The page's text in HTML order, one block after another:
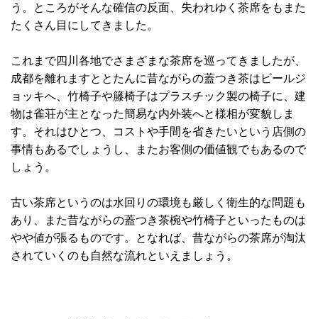
う。ところがそんな確信の反面、失われゆく茶席をもまた
たくさん目にしてきました。
これまで四川各地でさまざまな茶席を巡ってきましたが、
成都を離れますととたんに昔ながらの蓋つき茶はビールジ
ョッキへ、竹椅子や籐椅子はプラスチック製の椅子に、建
物は雀荘が主となった簡易な内外装へと様相が変貌しま
す。それはひとつ、コストや手間を省きたいという店側の
事情もあるでしょうし、またお客側の価値観でもあるので
しょう。
古い茶席というのは水回りの環境も厳しく衛生的な問題も
あり、また昔ながらの蓋つき茶椀や竹椅子といったものは
やや値が張るものです。となれば、昔ながらの茶席が淘汰
されていくのも自然な流れといえましょう。